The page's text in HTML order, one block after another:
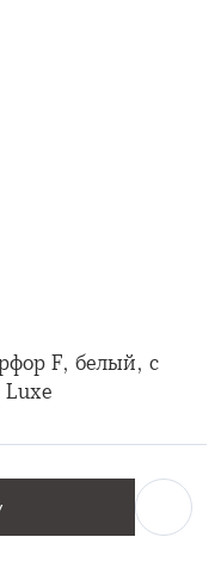
F, белый, с
Luxe